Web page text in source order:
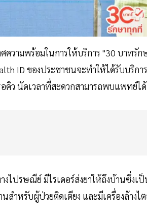
ความพร้อมในการให้บริการ "30 บาทรั
ID ของประชาชนจะทำให้ได้รับบริก
คิว นัดเวลาที่สะดวกสามารถพบแพทย์ไ
รษณีย์ มีไรเดอร์ส่งยาให้ถึงบ้านซึ่งเป็น
สำหรับผู้ป่วยติดเตียง และมีเครื่องล้าง